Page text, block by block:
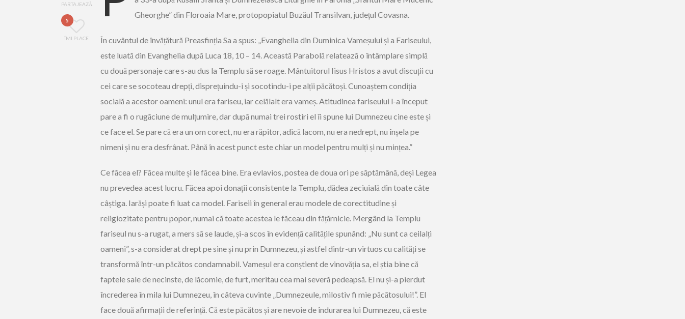
PARTAJEAZĂ
5
ÎMI PLACE
Gheorghe” din Floroaia Mare, protopopiatul Buzăul Transilvan, județul Covasna.
În cuvântul de învățătură Preasfinția Sa a spus: „Evanghelia din Duminica Vameșului și a Fariseului,
este luată din Evanghelia după Luca 18, 10 – 14. Această Parabolă relatează o întâmplare simplă
cu două personaje care s-au dus la Templu să se roage. Mântuitorul Iisus Hristos a avut discuții cu
cei care se socoteau drepți, disprețuindu-i și socotindu-i pe alții păcătoși. Cunoaștem condiția
socială a acestor oameni: unul era fariseu, iar celălalt era vameș. Atitudinea fariseului l-a început
pare a fi o rugăciune de mulțumire, dar după numai trei rostiri el îi spune lui Dumnezeu cine este și
ce face el. Se pare că era un om corect, nu era răpitor, adică lacom, nu era nedrept, nu înșela pe
nimeni și nu era desfrânat. Până în acest punct este chiar un model pentru mulți și nu mințea.”
Ce făcea el? Făcea multe și le făcea bine. Era evlavios, postea de doua ori pe săptămână, deși Legea
nu prevedea acest lucru. Făcea apoi donații consistente la Templu, dădea zeciuială din toate câte
câștiga. Iarăși poate fi luat ca model. Fariseii în general erau modele de corectitudine și
religiozitate pentru popor, numai că toate acestea le făceau din fățărnicie. Mergând la Templu
fariseul nu s-a rugat, a mers să se laude, și-a scos în evidență calitățile spunând: „Nu sunt ca ceilalți
oameni”, s-a considerat drept pe sine și nu prin Dumnezeu, și astfel dintr-un virtuos cu calități se
transformă într-un păcătos condamnabil. Vameșul era conștient de vinovăția sa, el știa bine că
faptele sale de necinste, de lăcomie, de furt, meritau cea mai severă pedeapsă. El nu și-a pierdut
încrederea în mila lui Dumnezeu, în câteva cuvinte „Dumnezeule, milostiv fi mie păcătosului!”. El
face două afirmații de referință. Că este păcătos și are nevoie de îndurarea lui Dumnezeu, că este